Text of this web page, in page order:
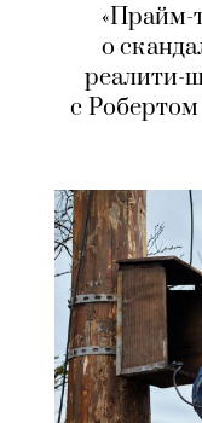
«Прайм-
о
реалити-
с